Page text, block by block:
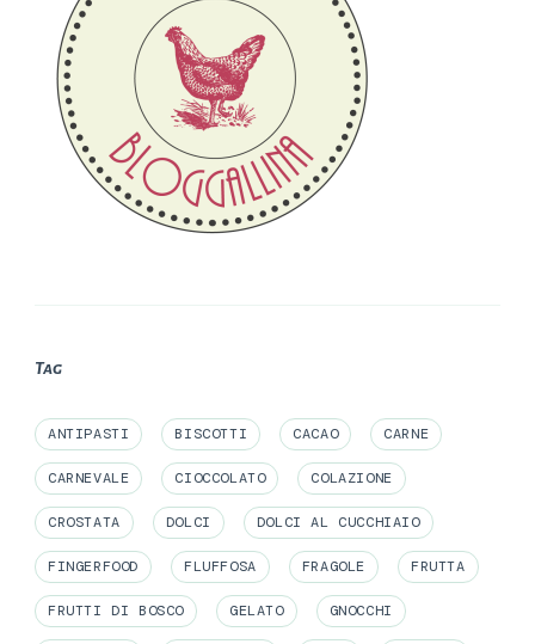
Tag
ANTIPASTI BISCOTTI CACAO CARNE
CARNEVALE CIOCCOLATO COLAZIONE
CROSTATA DOLCI DOLCI AL CUCCHIAIO
FINGERFOOD FLUFFOSA FRAGOLE FRUTTA
FRUTTI DI BOSCO GELATO GNOCCHI